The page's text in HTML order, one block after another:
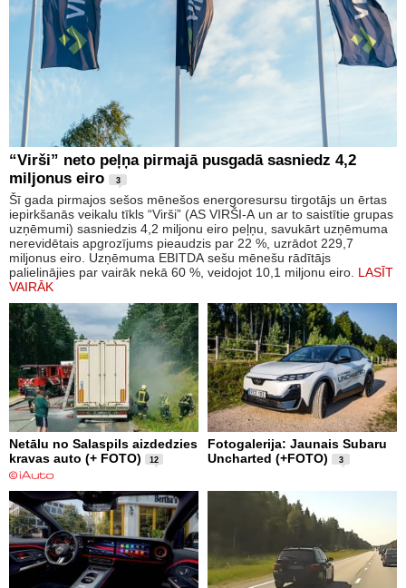
“Virši” neto peļņa pirmajā pusgadā sasniedz 4,2
miljonus eiro
3
Šī gada pirmajos sešos mēnešos energoresursu tirgotājs un ērtas
iepirkšanās veikalu tīkls “Virši” (AS VIRŠI-A un ar to saistītie grupas
uzņēmumi) sasniedzis 4,2 miljonu eiro peļņu, savukārt uzņēmuma
nerevidētais apgrozījums pieaudzis par 22 %, uzrādot 229,7
miljonus eiro. Uzņēmuma EBITDA sešu mēnešu rādītājs
palielinājies par vairāk nekā 60 %, veidojot 10,1 miljonu eiro. LASĪT
VAIRĀK
Netālu no Salaspils aizdedzies
kravas auto (+ FOTO)
12
Fotogalerija: Jaunais Subaru
Uncharted (+FOTO)
3